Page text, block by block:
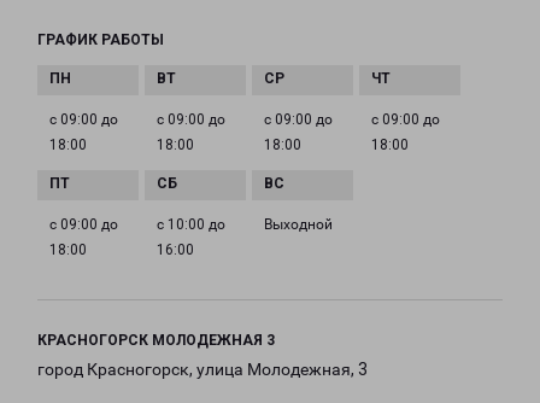
ГРАФИК РАБОТЫ
с 09:00 до
18:00
с 09:00 до
18:00
с 09:00 до
18:00
с 09:00 до
18:00
с 09:00 до
18:00
с 10:00 до
16:00
Выходной
КРАСНОГОРСК МОЛОДЕЖНАЯ 3
город Красногорск, улица Молодежная, 3